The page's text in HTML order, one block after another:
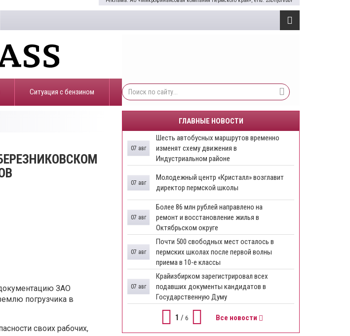
​Ситуация с бензином
ЗАО
погрузчика в
своих рабочих,
ГЛАВНЫЕ НОВОСТИ
Шесть автобусных маршрутов временно
изменят схему движения в
Индустриальном районе
07 авг
Молодежный центр «Кристалл» возглавит
директор пермской школы
07 авг
Более 86 млн рублей направлено на
ремонт и восстановление жилья в
Октябрьском округе
07 авг
Почти 500 свободных мест осталось в
пермских школах после первой волны
приема в 10-е классы
07 авг
Крайизбирком зарегистрировал всех
подавших документы кандидатов в
Государственную Думу
07 авг
1 / 6 Все новости